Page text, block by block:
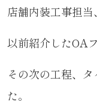
店舗内装工事担当
以前紹介したOA
その次の工程、
た。